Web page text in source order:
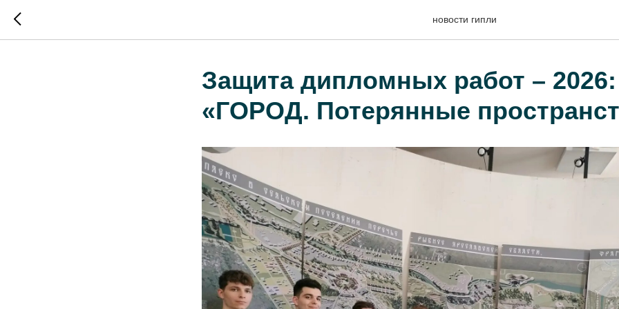
новости гипли
Защита дипломных работ – 2026:
«ГОРОД. Потерянные